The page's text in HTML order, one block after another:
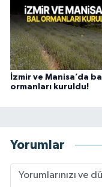
İzmir ve Manisa’da bal
ormanları kuruldu!
Yorumlar